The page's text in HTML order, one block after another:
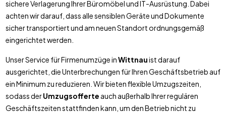
sichere Verlagerung Ihrer Büromöbel und IT-Ausrüstung. Dabei
achten wir darauf, dass alle sensiblen Geräte und Dokumente
sicher transportiert und am neuen Standort ordnungsgemäß
eingerichtet werden.
Unser Service für Firmenumzüge inWittnauist darauf
ausgerichtet, die Unterbrechungen für Ihren Geschäftsbetrieb auf
ein Minimum zu reduzieren. Wir bieten flexible Umzugszeiten,
sodass derUmzugsofferte auch außerhalb Ihrer regulären
Geschäftszeiten stattfinden kann, um den Betrieb nicht zu